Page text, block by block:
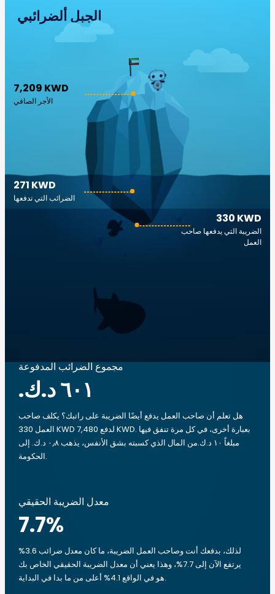
الجبل ألضرائبي
7,209 KWD
الأجر الصافي
330 KWD
الضريبة التي يدفعها صاحب
العمل
271 KWD
الضرائب التي تدفعها
مجموع الضرائب المدفوعة
هل تعلم أن صاحب العمل يدفع أيضًا الضريبة على راتبك؟ يكلف صاحب
العمل 330 KWD لدفع 7,480 KWD. بعبارة أخرى، في كل مرة تنفق فيها
مبلغاً ‏١٠ د.ك.‏من المال الذي كسبته بشق الأنفس، يذهب ‏٠٫٨ د.ك.‏ إلى
الحكومة.
معدل الضريبة الحقيقي
7.7%
لذلك، بدفعك أنت وصاحب العمل الضريبة، ما كان معدل ضرائب 3.6%
يرتفع الآن إلى 7.7%، وهذا يعني أن معدل الضريبة الحقيقي الخاص بك
هو في الواقع 4.1% أعلى من ما بدا في البداية.